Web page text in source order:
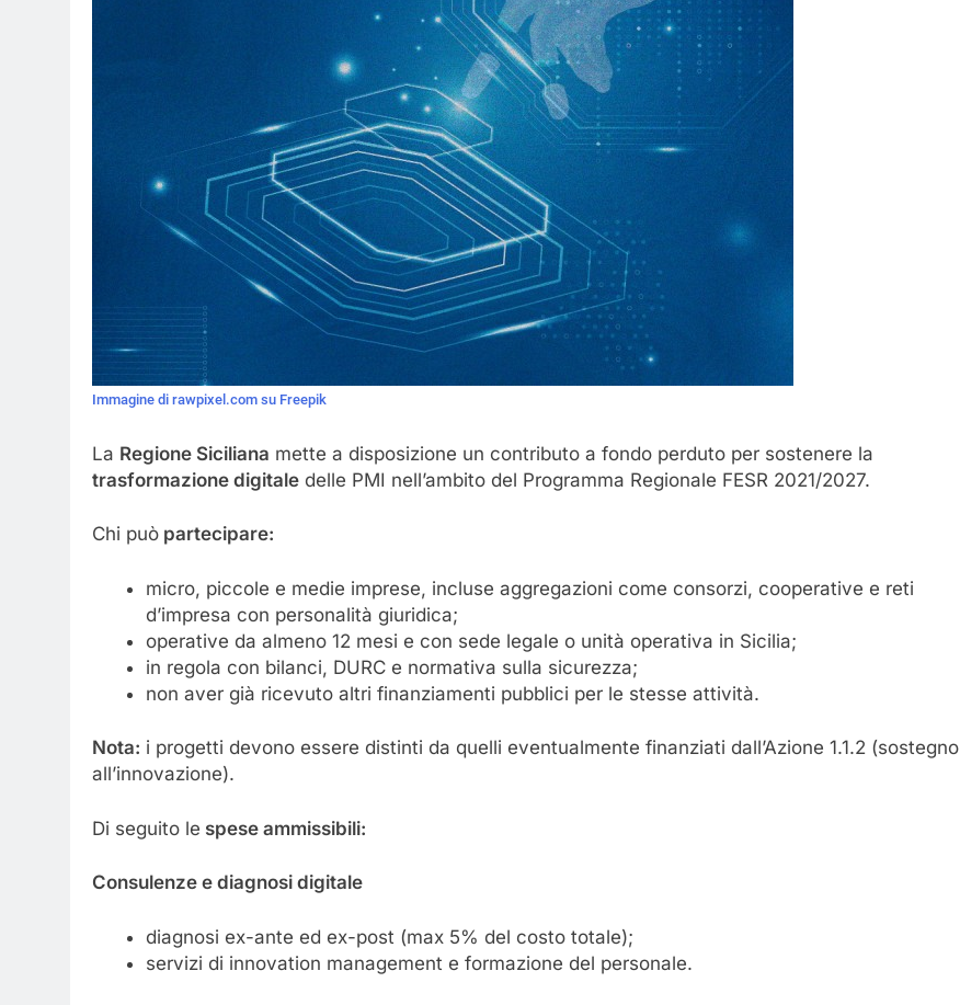
Immagine di rawpixel.com su Freepik
La Regione Siciliana mette a disposizione un contributo a fondo perduto per sostenere la
trasformazione digitale delle PMI nell’ambito del Programma Regionale FESR 2021/2027.
Chi può partecipare:
micro, piccole e medie imprese, incluse aggregazioni come consorzi, cooperative e reti
d’impresa con personalità giuridica;
operative da almeno 12 mesi e con sede legale o unità operativa in Sicilia;
in regola con bilanci, DURC e normativa sulla sicurezza;
non aver già ricevuto altri finanziamenti pubblici per le stesse attività.
Nota: i progetti devono essere distinti da quelli eventualmente finanziati dall’Azione 1.1.2 (sostegno
all’innovazione).
Di seguito le spese ammissibili:
Consulenze e diagnosi digitale
diagnosi ex-ante ed ex-post (max 5% del costo totale);
servizi di innovation management e formazione del personale.